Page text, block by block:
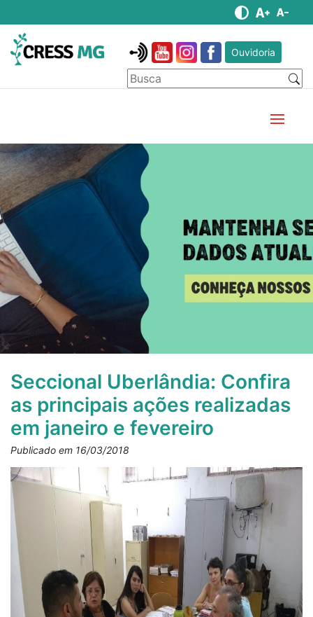
Ouvidoria
Seccional Uberlândia: Confira
as principais ações realizadas
em janeiro e fevereiro
Publicado em 16/03/2018